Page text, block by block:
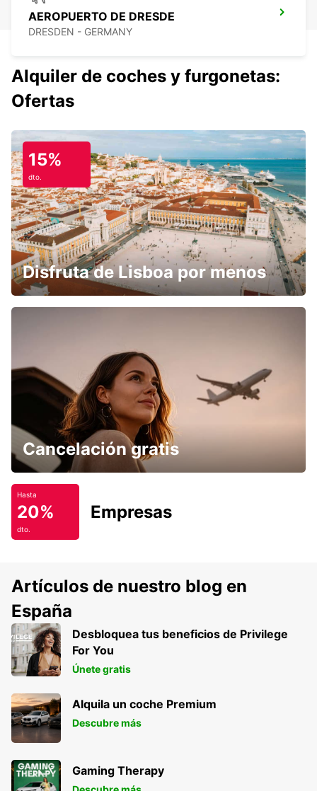
AEROPUERTO DE DRESDE
DRESDEN - GERMANY
Alquiler de coches y furgonetas:
Ofertas
15%
dto.
Disfruta de Lisboa por menos
Cancelación gratis
Hasta
20%
dto.
Empresas
Artículos de nuestro blog en
España
Desbloquea tus beneficios de Privilege
For You
Únete gratis
Alquila un coche Premium
Descubre más
Gaming Therapy